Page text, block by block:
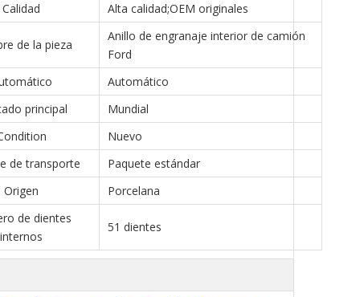
Calidad Alta calidad;OEM originales
de la pieza
Anillo de engranaje interior de camión
Ford
Automático
principal
Mundial
Nuevo
de transporte
Paquete estándar
Origen
Porcelana
de dientes
internos
51 dientes